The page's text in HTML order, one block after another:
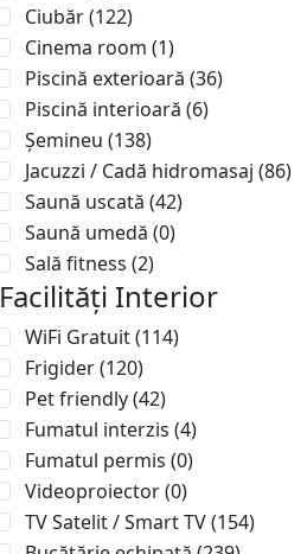
Ciubăr(122)
Cinema room (1)
Piscină exterioară (36)
Piscină interioară (6)
Șemineu (138)
Jacuzzi / Cadă hidromasaj (86)
Saună uscată (42)
Saună umedă (0)
Sală fitness (2)
Facilități Interior
WiFi Gratuit(114)
Frigider(120)
Pet friendly(42)
Fumatul interzis (4)
Fumatul permis (0)
Videoproiector(0)
TV Satelit / Smart TV(154)